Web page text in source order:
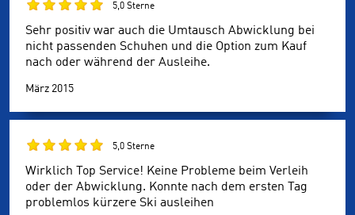
5,0 Sterne
Sehr positiv war auch die Umtausch Abwicklung bei
nicht passenden Schuhen und die Option zum Kauf
nach oder während der Ausleihe.
März 2015
5,0 Sterne
Wirklich Top Service! Keine Probleme beim Verleih
oder der Abwicklung. Konnte nach dem ersten Tag
problemlos kürzere Ski ausleihen